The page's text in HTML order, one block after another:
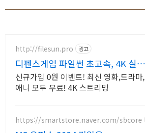
http://filesun.pro 광고
디펜스게임 파일썬 초고속, 4K 실시
간 보기!
신규가입 0원 이벤트! 최신 영화,드라마,
애니 모두 무료! 4K 스트리밍
https://smartstore.naver.com/sbcore